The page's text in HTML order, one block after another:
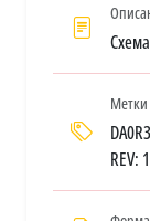
Схема
REV: